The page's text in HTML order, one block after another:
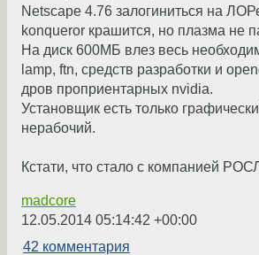
Netscape 4.76 залогиниться на
konqueror крашится, но плазма не
На диск 600МБ влез весь
lamp, ftn, средств разработки и
дров проприентарных nvidia.
Установщик есть только
нерабочий.
Кстати, что стало с компанией
madcore
12.05.2014 05:14:42 +00:00
42 комментария